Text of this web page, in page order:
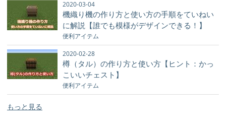
2020-03-04
機織り機の作り方と使い方の手順をていねい
に解説【誰でも模様がデザインできる！】
便利アイテム
2020-02-28
樽（タル）の作り方と使い方【ヒント：かっ
こいいチェスト】
便利アイテム
もっと見る